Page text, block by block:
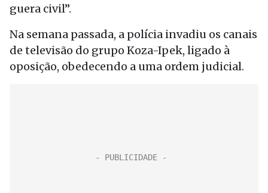
guera civil”.
Na semana passada, a polícia invadiu os canais
de televisão do grupo Koza-Ipek, ligado à
oposição, obedecendo a uma ordem judicial.